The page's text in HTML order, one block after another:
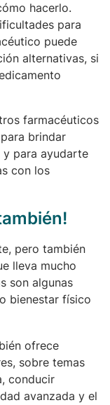
hacerlo.
para
puede
alternativas, si
farmacéuticos
brindar
y para ayudarte
con los
pero también
lleva mucho
son algunas
bienestar físico
ofrece
sobre temas
conducir
avanzada y el